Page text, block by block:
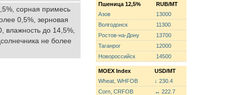
сорная примесь
0,5%, зерновая
влажность до 14,5%,
не более
Пшеница 12,5%
RUB/MT
Азов
13000
Волгодонск
11300
Ростов-на-Дону
13700
Таганрог
12000
Новороссийск
14500
MOEX Index
USD/MT
Wheat, WHFOB
↓ 230.4
Corn, CRFOB
↔ 222.7